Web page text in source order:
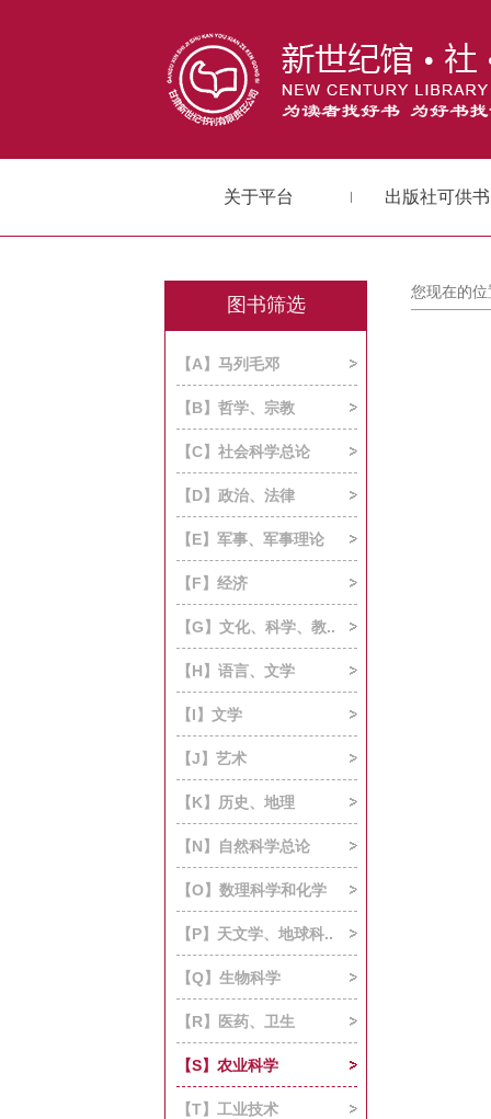
关于平台 出版社可供
图书筛选
【A】马列毛邓
【B】哲学、宗教
【C】社会科学总论
【D】政治、法律
【E】军事、军事理论
【F】经济
【G】文化、科学、教..
【H】语言、文学
【I】文学
【J】艺术
【K】历史、地理
【N】自然科学总论
【O】数理科学和化学
【P】天文学、地球科..
【Q】生物科学
【R】医药、卫生
【S】农业科学
【T】工业技术
您现在的